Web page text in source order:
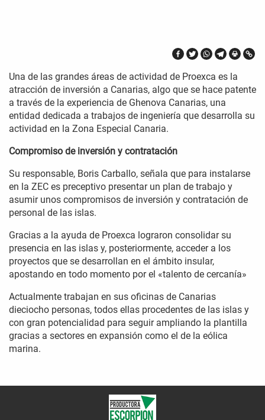
Una de las grandes áreas de actividad de Proexca es la
atracción de inversión a Canarias, algo que se hace patente
a través de la experiencia de Ghenova Canarias, una
entidad dedicada a trabajos de ingeniería que desarrolla su
actividad en la Zona Especial Canaria.
Compromiso de inversión y contratación
Su responsable, Boris Carballo, señala que para instalarse
en la ZEC es preceptivo presentar un plan de trabajo y
asumir unos compromisos de inversión y contratación de
personal de las islas.
Gracias a la ayuda de Proexca lograron consolidar su
presencia en las islas y, posteriormente, acceder a los
proyectos que se desarrollan en el ámbito insular,
apostando en todo momento por el «talento de cercanía»
Actualmente trabajan en sus oficinas de Canarias
dieciocho personas, todos ellas procedentes de las islas y
con gran potencialidad para seguir ampliando la plantilla
gracias a sectores en expansión como el de la eólica
marina.